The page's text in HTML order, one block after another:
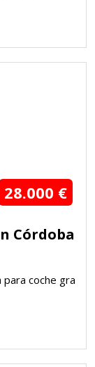
28.000 €
Córdoba
para coche gra